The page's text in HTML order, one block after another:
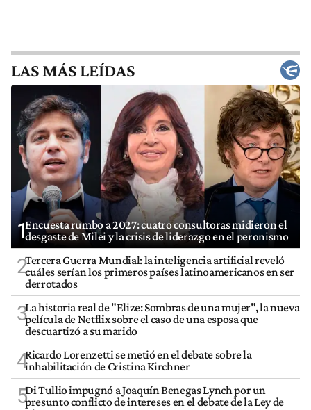
LAS MÁS LEÍDAS
1Encuesta rumbo a 2027: cuatro consultoras midieron el
desgaste de Milei y la crisis de liderazgo en el peronismo
2Tercera Guerra Mundial: la inteligencia artificial reveló
cuáles serían los primeros países latinoamericanos en ser
derrotados
3La historia real de "Elize: Sombras de una mujer", la nueva
película de Netflix sobre el caso de una esposa que
descuartizó a su marido
4Ricardo Lorenzetti se metió en el debate sobre la
inhabilitación de Cristina Kirchner
5Di Tullio impugnó a Joaquín Benegas Lynch por un
presunto conflicto de intereses en el debate de la Ley de